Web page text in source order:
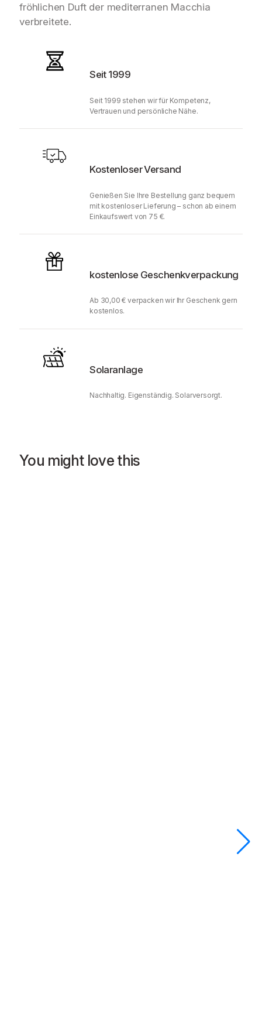
fröhlichen Duft der mediterranen Macchia
verbreitete.
Seit 1999
Seit 1999 stehen wir für Kompetenz,
Vertrauen und persönliche Nähe.
Kostenloser Versand
Genießen Sie Ihre Bestellung ganz bequem
mit kostenloser Lieferung – schon ab einem
Einkaufswert von 75 €.
kostenlose Geschenkverpackung
Ab 30,00 € verpacken wir Ihr Geschenk gern
kostenlos.
Solaranlage
Nachhaltig. Eigenständig. Solarversorgt.
You might love this